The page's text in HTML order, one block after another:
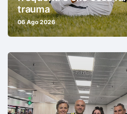
trauma
06 Ago 2026